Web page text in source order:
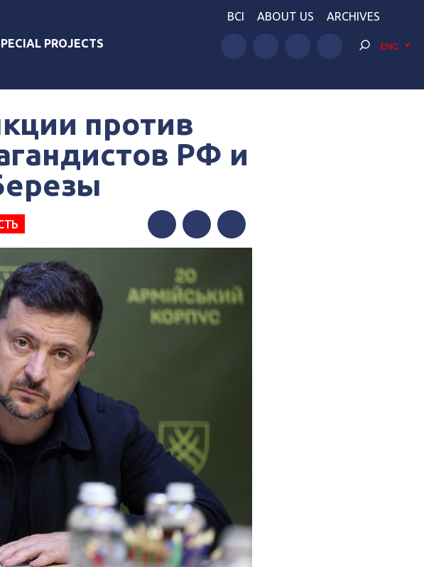
PROJECTS
BCI ABOUT US ARCHIVES
ENG
против
РФ и